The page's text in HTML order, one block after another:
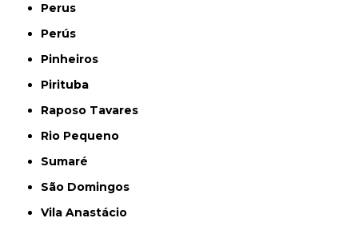
Perus
Perús
Pinheiros
Pirituba
Raposo Tavares
Rio Pequeno
Sumaré
São Domingos
Vila Anastácio